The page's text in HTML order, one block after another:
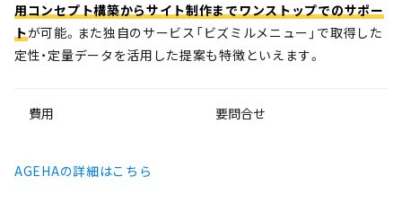
用コンセプト構築からサイト制作までワンストップでのサポー
トが可能。また独自のサービス「ビズミルメニュー」で取得した
定性・定量データを活用した提案も特徴といえます。
費用 要問合せ
AGEHAの詳細はこちら